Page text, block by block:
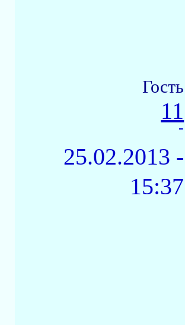
Гость
11
-
25.02.2013 -
15:37